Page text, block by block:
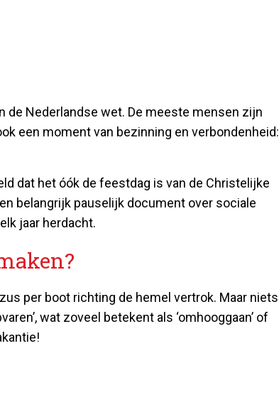
de Nederlandse wet. De meeste mensen zijn
een moment van bezinning en verbondenheid:
dat het óók de feestdag is van de Christelijke
belangrijk pauselijk document over sociale
jaar herdacht.
per boot richting de hemel vertrok. Maar niets
wat zoveel betekent als ‘omhooggaan’ of